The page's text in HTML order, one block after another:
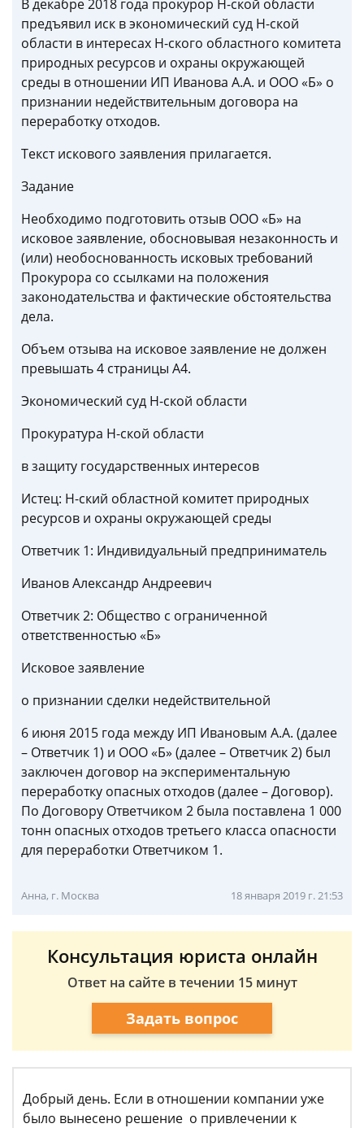
В декабре 2018 года прокурор Н-ской области
предъявил иск в экономический суд Н-ской
области в интересах Н-ского областного комитета
природных ресурсов и охраны окружающей
среды в отношении ИП Иванова А.А. и ООО «Б» о
признании недействительным договора на
переработку отходов.
Текст искового заявления прилагается.
Задание
Необходимо подготовить отзыв ООО «Б» на
исковое заявление, обосновывая незаконность и
(или) необоснованность исковых требований
Прокурора со ссылками на положения
законодательства и фактические обстоятельства
дела.
Объем отзыва на исковое заявление не должен
превышать 4 страницы А4.
Экономический суд Н-ской области
Прокуратура Н-ской области
в защиту государственных интересов
Истец: Н-ский областной комитет природных
ресурсов и охраны окружающей среды
Ответчик 1: Индивидуальный предприниматель
Иванов Александр Андреевич
Ответчик 2: Общество с ограниченной
ответственностью «Б»
Исковое заявление
о признании сделки недействительной
6 июня 2015 года между ИП Ивановым А.А. (далее
– Ответчик 1) и ООО «Б» (далее – Ответчик 2) был
заключен договор на экспериментальную
переработку опасных отходов (далее – Договор).
По Договору Ответчиком 2 была поставлена 1 000
тонн опасных отходов третьего класса опасности
для переработки Ответчиком 1.
Анна, г. Москва 18 января 2019 г. 21:53
Консультация юриста онлайн
Ответ на сайте в течении 15 минут
Задать вопрос
Добрый день. Если в отношении компании уже
было вынесено решение о привлечении к